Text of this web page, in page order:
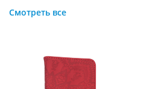
Смотреть все